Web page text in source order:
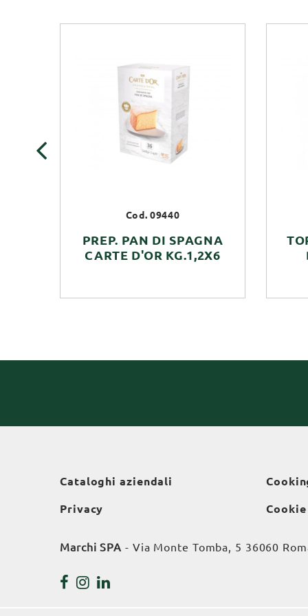
Cod. 09440
PREP. PAN DI SPAGNA
CARTE D'OR KG.1,2X6
Cataloghi aziendali
Privacy
Marchi SPA - Via Monte Tomba, 5 36060